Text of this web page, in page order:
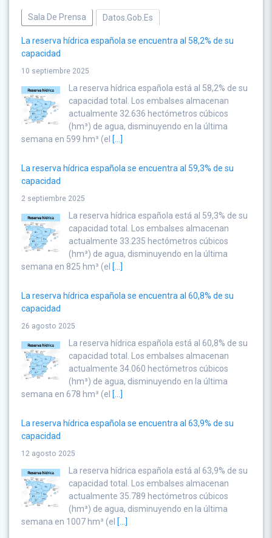
Sala De Prensa Datos.gob.es
La reserva hídrica española se encuentra al 58,2% de su
capacidad
10 septiembre 2025
La reserva hídrica española está al 58,2% de su
capacidad total. Los embalses almacenan
actualmente 32.636 hectómetros cúbicos
(hm³) de agua, disminuyendo en la última
semana en 599 hm³ (el [...]
La reserva hídrica española se encuentra al 59,3% de su
capacidad
2 septiembre 2025
La reserva hídrica española está al 59,3% de su
capacidad total. Los embalses almacenan
actualmente 33.235 hectómetros cúbicos
(hm³) de agua, disminuyendo en la última
semana en 825 hm³ (el [...]
La reserva hídrica española se encuentra al 60,8% de su
capacidad
26 agosto 2025
La reserva hídrica española está al 60,8% de su
capacidad total. Los embalses almacenan
actualmente 34.060 hectómetros cúbicos
(hm³) de agua, disminuyendo en la última
semana en 678 hm³ (el [...]
La reserva hídrica española se encuentra al 63,9% de su
capacidad
12 agosto 2025
La reserva hídrica española está al 63,9% de su
capacidad total. Los embalses almacenan
actualmente 35.789 hectómetros cúbicos
(hm³) de agua, disminuyendo en la última
semana en 1007 hm³ (el [...]